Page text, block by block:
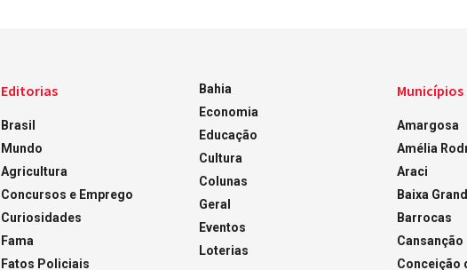
Editorias
Brasil
Mundo
Agricultura
Concursos e Emprego
Curiosidades
Fama
Fatos Policiais
Bahia
Economia
Educação
Cultura
Colunas
Geral
Eventos
Loterias
Municípios
Amargosa
Amélia
Araci
Baixa
Barrocas
Cansanção
Conceição